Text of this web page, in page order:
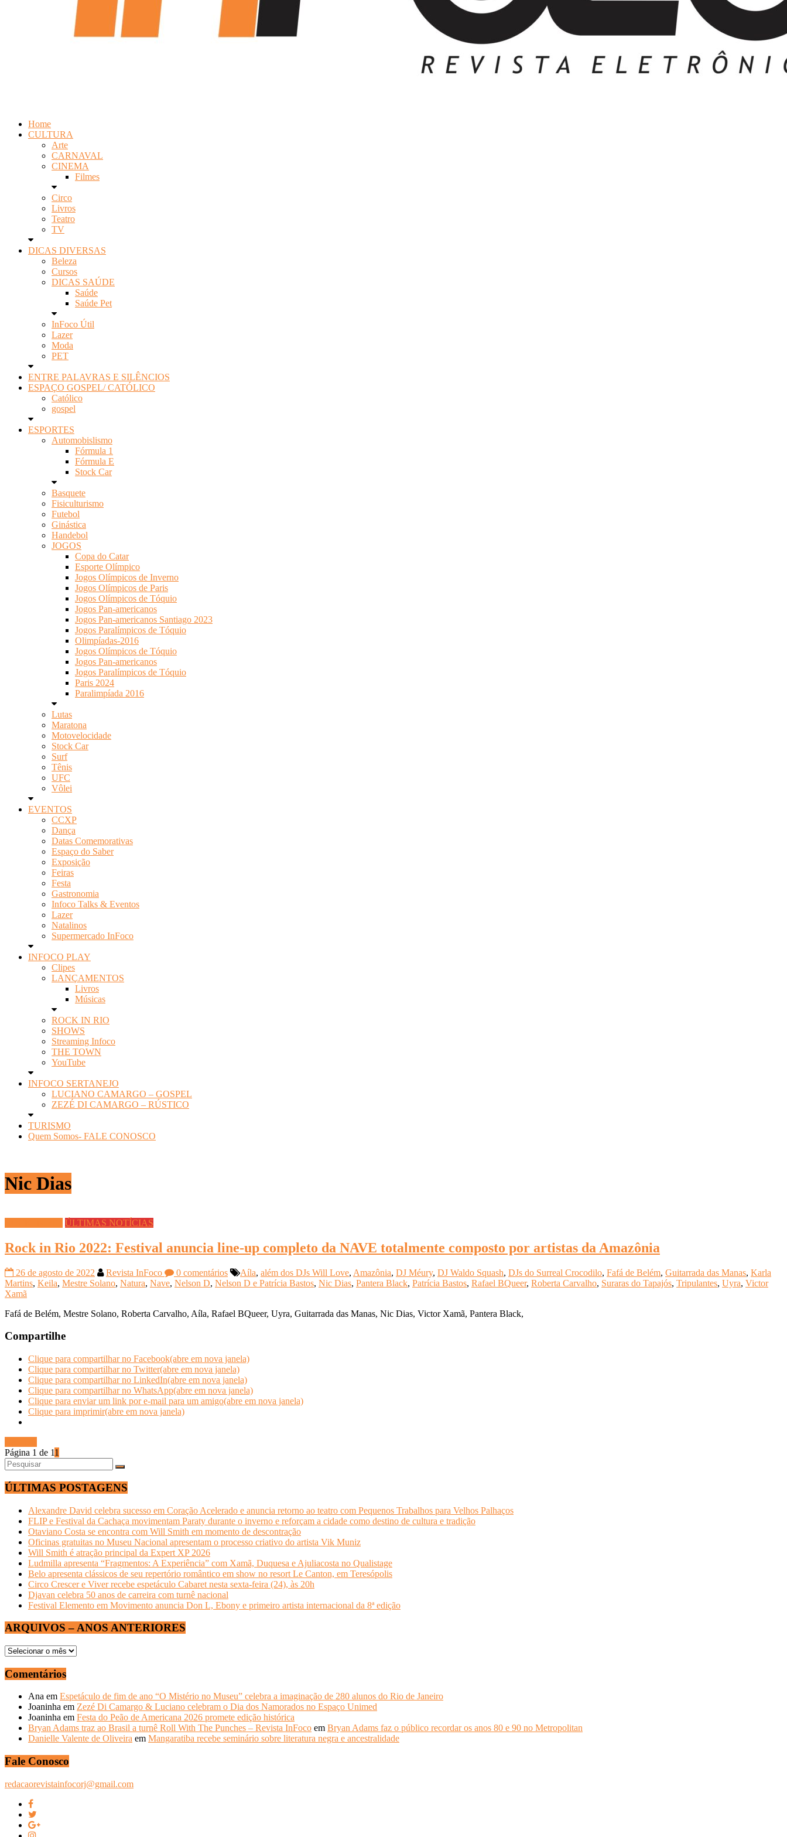
Home
CULTURA
Arte
CARNAVAL
CINEMA
Filmes
Circo
Livros
Teatro
TV
DICAS DIVERSAS
Beleza
Cursos
DICAS SAÚDE
Saúde
Saúde Pet
InFoco Útil
Lazer
Moda
PET
ENTRE PALAVRAS E SILÊNCIOS
ESPAÇO GOSPEL/ CATÓLICO
Católico
gospel
ESPORTES
Automobislismo
Fórmula 1
Fórmula E
Stock Car
Basquete
Fisiculturismo
Futebol
Ginástica
Handebol
JOGOS
Copa do Catar
Esporte Olímpico
Jogos Olímpicos de Inverno
Jogos Olímpicos de Paris
Jogos Olímpicos de Tóquio
Jogos Pan-americanos
Jogos Pan-americanos Santiago 2023
Jogos Paralímpicos de Tóquio
Olimpíadas-2016
Jogos Olímpicos de Tóquio
Jogos Pan-americanos
Jogos Paralímpicos de Tóquio
Paris 2024
Paralimpíada 2016
Lutas
Maratona
Motovelocidade
Stock Car
Surf
Tênis
UFC
Vôlei
EVENTOS
CCXP
Dança
Datas Comemorativas
Espaço do Saber
Exposição
Feiras
Festa
Gastronomia
Infoco Talks & Eventos
Lazer
Natalinos
Supermercado InFoco
INFOCO PLAY
Clipes
LANÇAMENTOS
Livros
Músicas
ROCK IN RIO
SHOWS
Streaming Infoco
THE TOWN
YouTube
INFOCO SERTANEJO
LUCIANO CAMARGO – GOSPEL
ZEZÉ DI CAMARGO – RÚSTICO
TURISMO
Quem Somos- FALE CONOSCO
Nic Dias
ÚLTIMAS NOTÍCIAS
Rock in Rio 2022: Festival anuncia line-up completo da NAVE totalmente composto por artistas da Amazônia
26 de agosto de 2022 Revista InFoco 0 comentários Aíla, além dos DJs Will Love, Amazônia, DJ Méury, DJ Waldo Squash, DJs do Surreal Crocodilo, Fafá de Belém, Guitarrada das Manas, Karla
Martins, Keila, Mestre Solano, Natura, Nave, Nelson D, Nelson D e Patrícia Bastos, Nic Dias, Pantera Black, Patrícia Bastos, Rafael BQueer, Roberta Carvalho, Suraras do Tapajós, Tripulantes, Uyra, Victor
Xamã
Fafá de Belém, Mestre Solano, Roberta Carvalho, Aíla, Rafael BQueer, Uyra, Guitarrada das Manas, Nic Dias, Victor Xamã, Pantera Black,
Compartilhe
Clique para compartilhar no Facebook(abre em nova janela)
Clique para compartilhar no Twitter(abre em nova janela)
Clique para compartilhar no LinkedIn(abre em nova janela)
Clique para compartilhar no WhatsApp(abre em nova janela)
Clique para enviar um link por e-mail para um amigo(abre em nova janela)
Clique para imprimir(abre em nova janela)
Página 1 de 11
ÚLTIMAS POSTAGENS
Alexandre David celebra sucesso em Coração Acelerado e anuncia retorno ao teatro com Pequenos Trabalhos para Velhos Palhaços
FLIP e Festival da Cachaça movimentam Paraty durante o inverno e reforçam a cidade como destino de cultura e tradição
Otaviano Costa se encontra com Will Smith em momento de descontração
Oficinas gratuitas no Museu Nacional apresentam o processo criativo do artista Vik Muniz
Will Smith é atração principal da Expert XP 2026
Ludmilla apresenta “Fragmentos: A Experiência” com Xamã, Duquesa e Ajuliacosta no Qualistage
Belo apresenta clássicos de seu repertório romântico em show no resort Le Canton, em Teresópolis
Circo Crescer e Viver recebe espetáculo Cabaret nesta sexta-feira (24), às 20h
Djavan celebra 50 anos de carreira com turnê nacional
Festival Elemento em Movimento anuncia Don L, Ebony e primeiro artista internacional da 8ª edição
ARQUIVOS – ANOS ANTERIORES
ARQUIVOS
ANOS
ANTERIORES
Comentários
Ana em Espetáculo de fim de ano “O Mistério no Museu” celebra a imaginação de 280 alunos do Rio de Janeiro
Joaninha em Zezé Di Camargo & Luciano celebram o Dia dos Namorados no Espaço Unimed
Joaninha em Festa do Peão de Americana 2026 promete edição histórica
Bryan Adams traz ao Brasil a turnê Roll With The Punches – Revista InFoco em Bryan Adams faz o público recordar os anos 80 e 90 no Metropolitan
Danielle Valente de Oliveira em Mangaratiba recebe seminário sobre literatura negra e ancestralidade
Fale Conosco
redacaorevistainfocorj@gmail.com